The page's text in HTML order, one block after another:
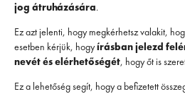
jog átruházására.
Ez azt jelenti, hogy megkérhetsz valakit,
esetben kérjük, hogyírásban jelezd
nevét és elérhetőségét, hogy őt is
Ez a lehetőség segít, hogy a befizetett